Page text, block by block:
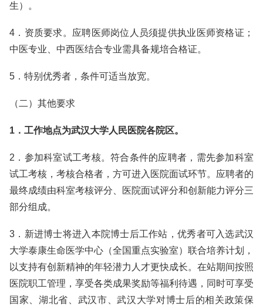
生）。
4．资质要求。应聘医师岗位人员须提供执业医师资格证；
中医专业、中西医结合专业需具备规培合格证。
5．特别优秀者，条件可适当放宽。
（二）其他要求
1．工作地点为武汉大学人民医院各院区。
2．参加科室试工考核。符合条件的应聘者，需先参加科室
试工考核，考核合格者，方可进入医院面试环节。应聘者的
最终成绩由科室考核评分、医院面试评分和创新能力评分三
部分组成。
3．新进博士将进入本院博士后工作站，优秀者可入选武汉
大学泰康生命医学中心（全国重点实验室）联合培养计划，
以支持有创新精神的年轻潜力人才更快成长。在站期间按照
医院职工管理，享受各类成果奖励等福利待遇，同时可享受
国家、湖北省、武汉市、武汉大学对博士后的相关政策保